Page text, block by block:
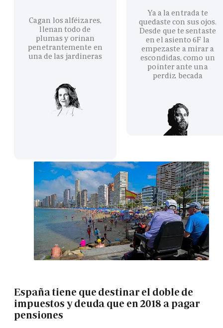
Cagan los alféizares,
llenan todo de
plumas y orinan
penetrantemente en
una de las jardineras
Ya a la entrada te
quedaste con sus ojos.
Desde que te sentaste
en el asiento 6F la
empezaste a mirar a
escondidas, como un
pointer ante una
perdiz becada
España tiene que destinar el doble de
impuestos y deuda que en 2018 a pagar
pensiones